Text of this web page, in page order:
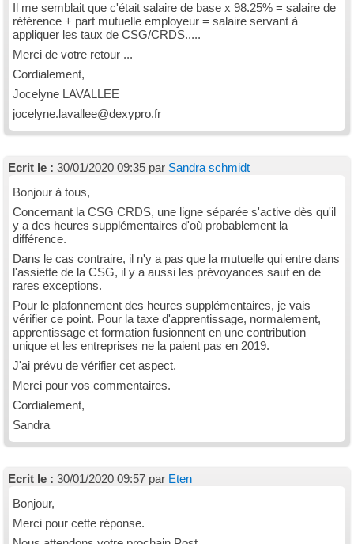
Il me semblait que c'était salaire de base x 98.25% = salaire de
référence + part mutuelle employeur = salaire servant à
appliquer les taux de CSG/CRDS.....
Merci de votre retour ...
Cordialement,
Jocelyne LAVALLEE
jocelyne.lavallee@dexypro.fr
Ecrit le : 30/01/2020 09:35 par Sandra schmidt
Bonjour à tous,
Concernant la CSG CRDS, une ligne séparée s'active dès qu'il
y a des heures supplémentaires d'où probablement la
différence.
Dans le cas contraire, il n'y a pas que la mutuelle qui entre dans
l'assiette de la CSG, il y a aussi les prévoyances sauf en de
rares exceptions.
Pour le plafonnement des heures supplémentaires, je vais
vérifier ce point. Pour la taxe d'apprentissage, normalement,
apprentissage et formation fusionnent en une contribution
unique et les entreprises ne la paient pas en 2019.
J'ai prévu de vérifier cet aspect.
Merci pour vos commentaires.
Cordialement,
Sandra
Ecrit le : 30/01/2020 09:57 par Eten
Bonjour,
Merci pour cette réponse.